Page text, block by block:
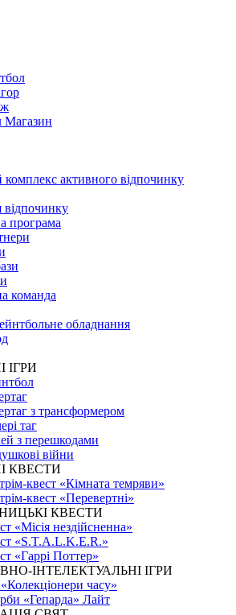
Магазин
комплекс активного відпочинку
відпочинку
програма
команда
обладнання
ІГРИ
з трансформером
таг
з перешкодами
війни
КВЕСТИ
квест «Кімната темряви»
квест «Перевертні»
КВЕСТИ
«Місія нездійсненна»
«S.T.A.L.K.E.R.»
«Гаррі Поттер»
ІНТЕЛЕКТУАЛЬНІ ІГРИ
часу»
«Гепарда» Лайт